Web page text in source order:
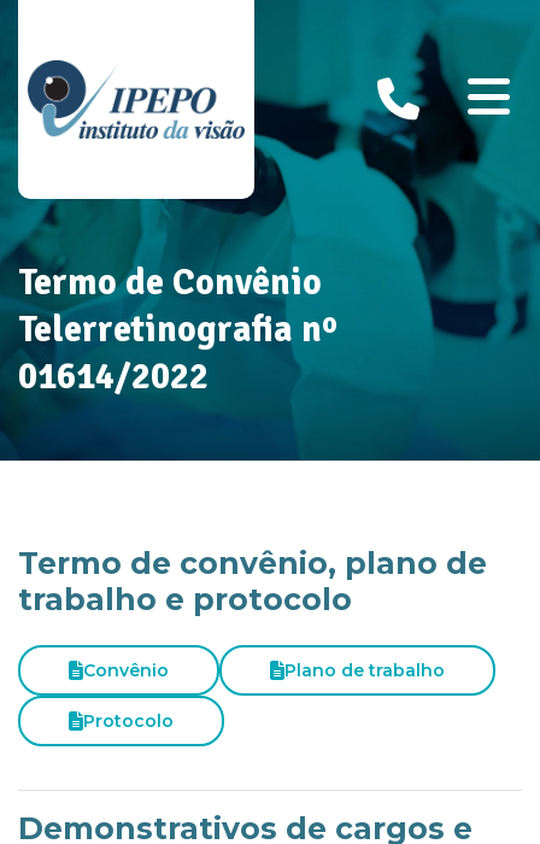
Termo de Convênio
Telerretinografia nº
01614/2022
Termo de convênio, plano de
trabalho e protocolo
Convênio Plano de trabalho
Protocolo
Demonstrativos de cargos e